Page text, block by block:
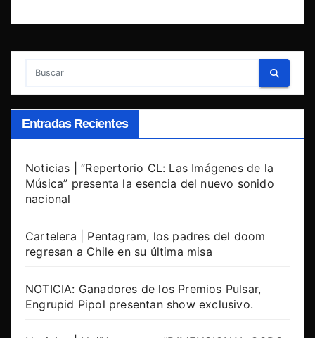
Entradas Recientes
Noticias | “Repertorio CL: Las Imágenes de la
Música” presenta la esencia del nuevo sonido
nacional
Cartelera | Pentagram, los padres del doom
regresan a Chile en su última misa
NOTICIA: Ganadores de los Premios Pulsar,
Engrupid Pipol presentan show exclusivo.